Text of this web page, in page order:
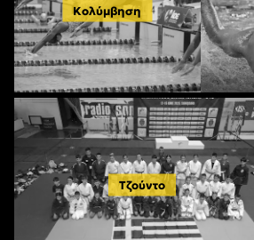
Κολύμβηση
Τζούντο